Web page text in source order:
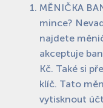
MĚNIČKA
mince?
najdete
akceptuje
Kč. Také si
klíč. Tato
vytisknout